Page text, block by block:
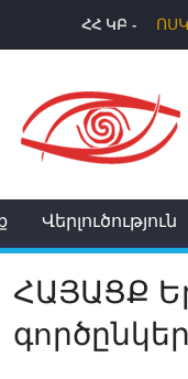
ՀՀ ԿԲ -
Վերլուծություն
ՀԱՅԱՑՔ